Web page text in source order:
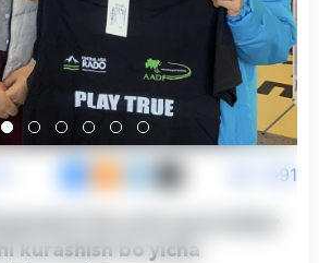
1091
yosh sportchilar
kurashish boʻyicha